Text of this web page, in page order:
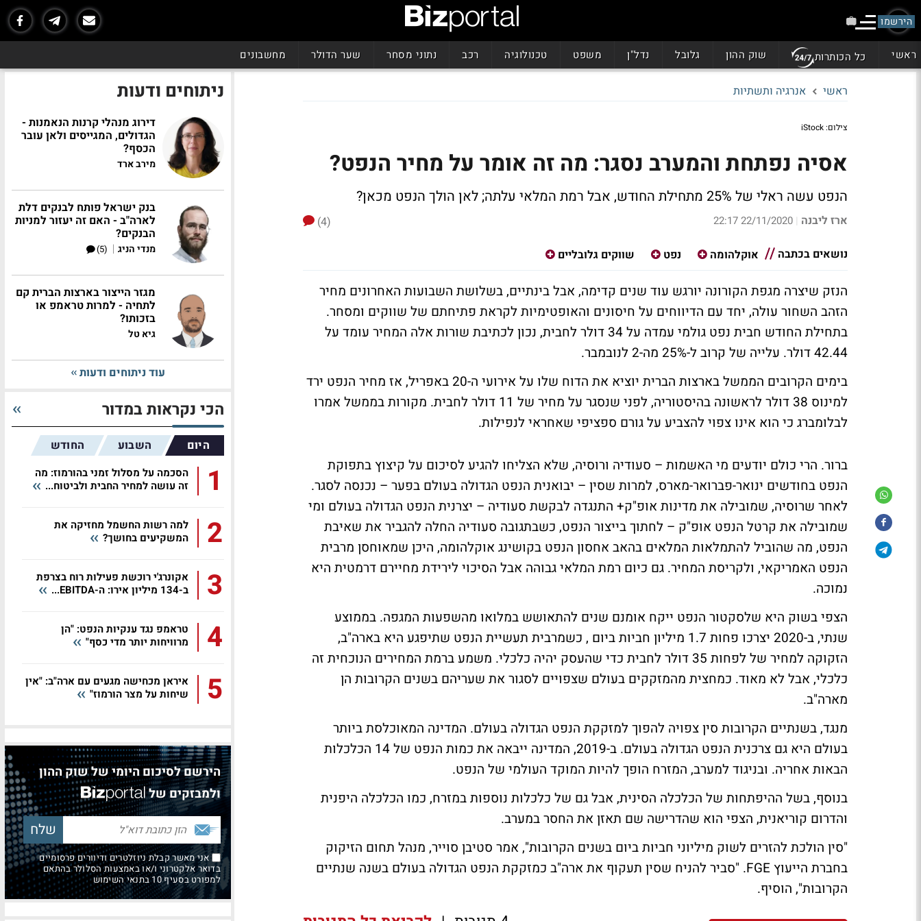
הירשמו
ראשי כל הכותרות שוק ההון גלובל נדל"ן משפט טכנולוגיה רכב נתוני מסחר שער הדולר מחשבונים
ראשי אנרגיה ותשתיות
צילום: iStock
אסיה נפתחת והמערב נסגר: מה זה אומר על מחיר הנפט?
הנפט עשה ראלי של 25% מתחילת החודש, אבל רמת המלאי עלתה; לאן הולך הנפט מכאן?
ארז ליבנה |
22/11/2020 22:17
(4)
נושאים בכתבה
אוקלהומה נפט שווקים גלובליים
הנזק שיצרה מגפת הקורונה יורגש עוד שנים קדימה, אבל בינתיים, בשלושת השבועות האחרונים מחיר
הזהב השחור עולה, יחד עם הדיווחים על חיסונים והאופטימיות לקראת פתיחתם של שווקים ומסחר.
בתחילת החודש חבית נפט גולמי עמדה על 34 דולר לחבית, נכון לכתיבת שורות אלה המחיר עומד על
42.44 דולר. עלייה של קרוב ל-25% מה-2 לנובמבר.
בימים הקרובים הממשל בארצות הברית יוציא את הדוח שלו על אירועי ה-20 באפריל, אז מחיר הנפט ירד
למינוס 38 דולר לראשונה בהיסטוריה, לפני שנסגר על מחיר של 11 דולר לחבית. מקורות בממשל אמרו
לבלומברג כי הוא אינו צפוי להצביע על גורם ספציפי שאחראי לנפילות.
ברור. הרי כולם יודעים מי האשמות – סעודיה ורוסיה, שלא הצליחו להגיע לסיכום על קיצוץ בתפוקת
הנפט בחודשים ינואר-פברואר-מארס, למרות שסין – יבואנית הנפט הגדולה בעולם בפער – נכנסה לסגר.
לאחר שרוסיה, שמובילה את מדינות אופ"ק+ התנגדה לבקשת סעודיה – יצרנית הנפט הגדולה בעולם ומי
שמובילה את קרטל הנפט אופ"ק – לחתוך בייצור הנפט, כשבתגובה סעודיה החלה להגביר את שאיבת
הנפט, מה שהוביל להתמלאות המלאים בהאב אחסון הנפט בקושינג אוקלהומה, היכן שמאוחסן מרבית
הנפט האמריקאי, ולקריסת המחיר. גם כיום רמת המלאי גבוהה אבל הסיכוי לירידת מחיירם דרמטית היא
נמוכה.
הצפי בשוק היא שלסקטור הנפט ייקח אומנם שנים להתאושש במלואו מהשפעות המגפה. בממוצע
שנתי, ב-2020 יצרכו פחות 1.7 מיליון חביות ביום , כשמרבית תעשיית הנפט שתיפגע היא בארה"ב,
הזקוקה למחיר של לפחות 35 דולר לחבית כדי שהעסק יהיה כלכלי. משמע ברמת המחירים הנוכחית זה
כלכלי, אבל לא מאוד. כמחצית מהמזקקים בעולם שצפויים לסגור את שעריהם בשנים הקרובות הן
מארה"ב.
מנגד, בשנתיים הקרובות סין צפויה להפוך למזקקת הנפט הגדולה בעולם. המדינה המאוכלסת ביותר
בעולם היא גם צרכנית הנפט הגדולה בעולם. ב-2019, המדינה ייבאה את כמות הנפט של 14 הכלכלות
הבאות אחריה. ובניגוד למערב, המזרח הופך להיות המוקד העולמי של הנפט.
בנוסף, בשל ההיפתחות של הכלכלה הסינית, אבל גם של כלכלות נוספות במזרח, כמו הכלכלה היפנית
והדרום קוריאנית, הצפי הוא שהדרישה שם תאזן את החסר במערב.
"סין הולכת להזרים לשוק מיליוני חביות ביום בשנים הקרובות", אמר סטיבן סוייר, מנהל תחום הזיקוק
בחברת הייעוץ FGE. "סביר להניח שסין תעקוף את ארה"ב כמזקקת הנפט הגדולה בעולם בשנה שנתיים
הקרובות", הוסיף.
ניתוחים ודעות
דירוג מנהלי קרנות הנאמנות -
הגדולים, המגייסים ולאן עובר
הכסף?
מירב ארד
בנק ישראל פותח לבנקים דלת
לארה"ב - האם זה יעזור למניות
הבנקים?
מנדי הניג |
(5)
מגזר הייצור בארצות הברית קם
לתחיה - למרות טראמפ או
בזכותו?
גיא טל
עוד ניתוחים ודעות
הכי נקראות במדור
היום השבוע החודש
1
הסכמה על מסלול זמני בהורמוז: מה
זה עושה למחיר החבית ולביטוח...
2
למה רשות החשמל מחזיקה את
המשקיעים בחושך?
3
אקונרג'י רוכשת פעילות רוח בצרפת
ב-134 מיליון אירו: ה-EBITDA...
4
טראמפ נגד ענקיות הנפט: "הן
מרוויחות יותר מדי כסף"
5
איראן מכחישה מגעים עם ארה"ב: "אין
שיחות על מצר הורמוז"
הירשם לסיכום היומי של שוק ההון
ולמבזקים של
אני מאשר קבלת ניוזלטרים ודיוורים פרסומיים
בדואר אלקטרוני ו/או באמצעות הסלולר בהתאם
למפורט בסעיף 10 בתנאי השימוש